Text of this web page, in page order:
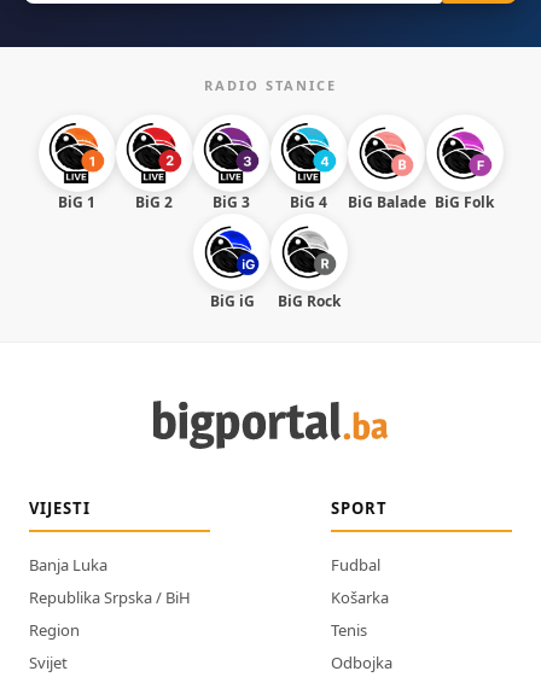
RADIO STANICE
BiG 1 BiG 2 BiG 3 BiG 4 BiG Balade BiG Folk
BiG iG BiG Rock
VIJESTI
Banja Luka
Republika Srpska / BiH
Region
Svijet
SPORT
Fudbal
Košarka
Tenis
Odbojka